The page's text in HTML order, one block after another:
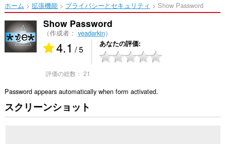
移
動
ホーム 拡張機能 プライバシーとセキュリティ Show Password‎
Show Password
（作成者： veadarkin）
4.1 / 5 あなたの評価
評価の総数： 21
Password appears automatically when form activated.
スクリーンショット